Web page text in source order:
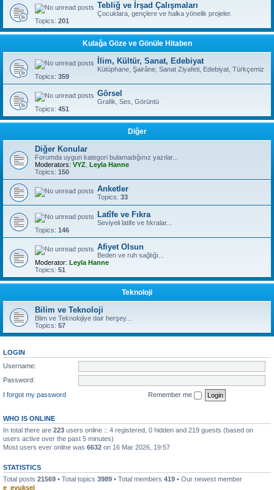
Tebliğ ve İrşad Çalışmaları
Çocuklara, gençlere ve halka yönelik projeler.
Topics: 201
Kulağa Göze ve Gönüle Hitaben
İlim, Kültür, Sanat, Edebiyat
Kütüphane, Şairâne, Sanat Ziyafeti, Edebiyat, Türkçemiz
Topics: 359
Görsel
Grafik, Ses, Görüntü
Topics: 451
Diğer
Diğer Konular
Forumda uygun kategori bulamadığınız yazılar...
Moderators: VYZ Leyla Hanne
Topics: 150
Anketler
Topics: 33
Latîfe ve Fıkra
Seviyeli latife ve fıkralar...
Topics: 146
Afiyet Olsun
Beden ve ruh sağlığı...
Moderator: Leyla Hanne
Topics: 51
Teknoloji
Bilim ve Teknoloji
Blim ve Teknolojiye dair herşey...
Topics: 57
LOGIN
Username:
Password:
I forgot my password
Remember me
WHO IS ONLINE
In total there are 223 users online :: 4 registered, 0 hidden and 219 guests (based on
users active over the past 5 minutes)
Most users ever online was 6632 on 16 Mar 2026, 19:57
STATISTICS
Total posts 21569 • Total topics 3989 • Total members 419 • Our newest member
e_eyuksel